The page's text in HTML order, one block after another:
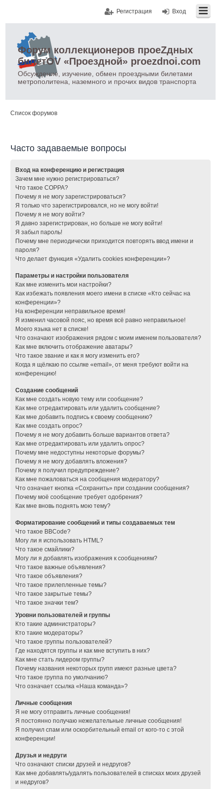
Вход
Регистрация
Форум коллекционеров проеZдных
билетOV «Проездной» proezdnoi.com
Обсуждение, изучение, обмен проездными билетами
метрополитена, наземного и прочих видов транспорта
Список форумов
Часто задаваемые вопросы
Вход на конференцию и регистрация
Зачем мне нужно регистрироваться?
Что такое COPPA?
Почему я не могу зарегистрироваться?
Я только что зарегистрировался, но не могу войти!
Почему я не могу войти?
Я давно зарегистрирован, но больше не могу войти!
Я забыл пароль!
Почему мне периодически приходится повторять ввод имени и
пароля?
Что делает функция «Удалить cookies конференции»?
Параметры и настройки пользователя
Как мне изменить мои настройки?
Как избежать появления моего имени в списке «Кто сейчас на
конференции»?
На конференции неправильное время!
Я изменил часовой пояс, но время всё равно неправильное!
Моего языка нет в списке!
Что означают изображения рядом с моим именем пользователя?
Как мне включить отображение аватары?
Что такое звание и как я могу изменить его?
Когда я щёлкаю по ссылке «email», от меня требуют войти на
конференцию!
Создание сообщений
Как мне создать новую тему или сообщение?
Как мне отредактировать или удалить сообщение?
Как мне добавить подпись к своему сообщению?
Как мне создать опрос?
Почему я не могу добавить больше вариантов ответа?
Как мне отредактировать или удалить опрос?
Почему мне недоступны некоторые форумы?
Почему я не могу добавлять вложения?
Почему я получил предупреждение?
Как мне пожаловаться на сообщения модератору?
Что означает кнопка «Сохранить» при создании сообщения?
Почему моё сообщение требует одобрения?
Как мне вновь поднять мою тему?
Форматирование сообщений и типы создаваемых тем
Что такое BBCode?
Могу ли я использовать HTML?
Что такое смайлики?
Могу ли я добавлять изображения к сообщениям?
Что такое важные объявления?
Что такое объявления?
Что такое прилепленные темы?
Что такое закрытые темы?
Что такое значки тем?
Уровни пользователей и группы
Кто такие администраторы?
Кто такие модераторы?
Что такое группы пользователей?
Где находятся группы и как мне вступить в них?
Как мне стать лидером группы?
Почему названия некоторых групп имеют разные цвета?
Что такое группа по умолчанию?
Что означает ссылка «Наша команда»?
Личные сообщения
Я не могу отправить личные сообщения!
Я постоянно получаю нежелательные личные сообщения!
Я получил спам или оскорбительный email от кого-то с этой
конференции!
Друзья и недруги
Что означают списки друзей и недругов?
Как мне добавлять/удалять пользователей в списках моих друзей
и недругов?